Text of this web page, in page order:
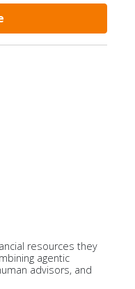
resources they
agentic
advisors, and